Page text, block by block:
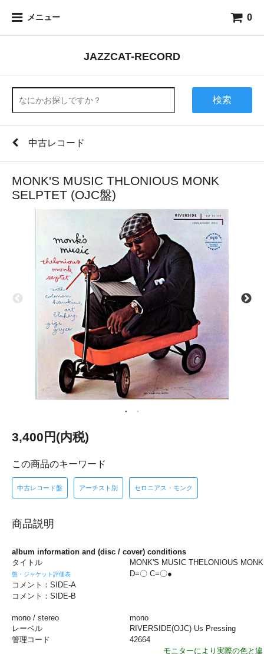
メニュー 0
JAZZCAT-RECORD
検索
中古レコード
MONK'S MUSIC THLONIOUS MONK
SELPTET (OJC盤)
3,400円(内税)
この商品のキーワード
中古レコード盤 アーチスト別 セロニアス・モンク
商品説明
album information and (disc / cover) conditions
タイトル
MONK'S MUSIC THELONIOUS
盤・ジャケット評価表
D=〇 C=〇●
コメント：SIDE-A
コメント：SIDE-B
mono / stereo
mono
レーベル
RIVERSIDE(OJC) Us
管理コード
42664
モニターにより実際の色と